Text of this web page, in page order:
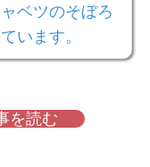
ベツのそぼろ
います。
を読む